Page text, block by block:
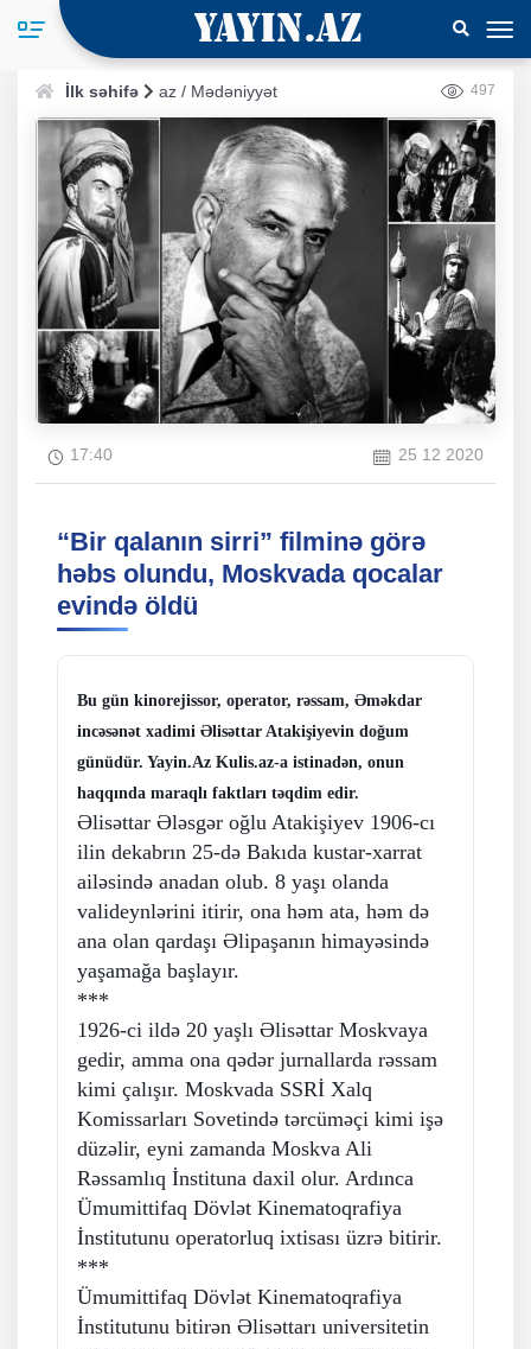
İlk səhifə az / Mədəniyyət 497
17:40 25 12 2020
“Bir qalanın sirri” filminə görə
həbs olundu, Moskvada qocalar
evində öldü
Bu gün kinorejissor, operator, rəssam, Əməkdar
incəsənət xadimi Əlisəttar Atakişiyevin doğum
günüdür. Yayin.Az Kulis.az-a istinadən, onun
haqqında maraqlı faktları təqdim edir.
Əlisəttar Ələsgər oğlu Atakişiyev 1906-cı
ilin dekabrın 25-də Bakıda kustar-xarrat
ailəsində anadan olub. 8 yaşı olanda
valideynlərini itirir, ona həm ata, həm də
ana olan qardaşı Əlipaşanın himayəsində
yaşamağa başlayır.
***
1926-ci ildə 20 yaşlı Əlisəttar Moskvaya
gedir, amma ona qədər jurnallarda rəssam
kimi çalışır. Moskvada SSRİ Xalq
Komissarları Sovetində tərcüməçi kimi işə
düzəlir, eyni zamanda Moskva Ali
Rəssamlıq İnstituna daxil olur. Ardınca
Ümumittifaq Dövlət Kinematoqrafiya
İnstitutunu operatorluq ixtisası üzrə bitirir.
***
Ümumittifaq Dövlət Kinematoqrafiya
İnstitutunu bitirən Əlisəttarı universitetin